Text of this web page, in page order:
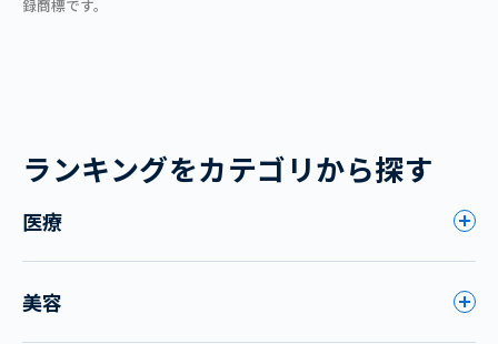
録商標です。
ランキングをカテゴリから探す
医療
美容